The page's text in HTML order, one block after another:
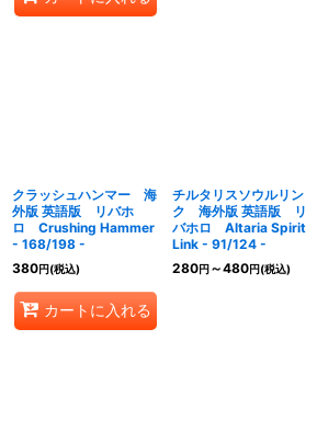
クラッシュハンマー 海
外版 英語版 リバホ
ロ Crushing Hammer
- 168/198 -
380円(税込)
カートに入れる
チルタリスソウルリン
ク 海外版 英語版 リ
バホロ Altaria Spirit
Link - 91/124 -
280円～480円(税込)